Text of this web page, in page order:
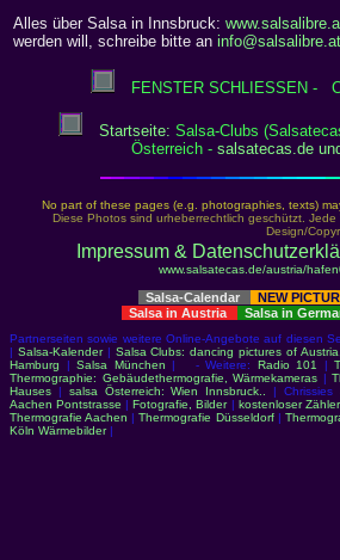
Alles über Salsa in Innsbruck:
werden will, schreibe bitte an info@salsalibre.at
FENSTER SCHLIESSEN -
Startseite: Salsa-Clubs
Österreich - salsatecas.de
No part of these pages (e.g. photographies, texts)
Diese Photos sind urheberrechtlich geschützt.
Design/
Impressum &
www.salsatecas.de/austria/
Salsa-Calendar NEW
Salsa in Austria
Salsa in
Partnerseiten sowie weitere Online-Angebote auf diesen
| Salsa-Kalender| Salsa Clubs: dancing pictures of
Hamburg |Salsa München | - Weitere: Radio 101 |
Thermographie: Gebäudethermografie, Wärmekameras |
Hauses | salsa Österreich: Wien Innsbruck.. | Chrissies
Aachen Pontstrasse |Fotografie, Bilder| kostenloser
Thermografie Aachen |Thermografie Düsseldorf|
Köln Wärmebilder|